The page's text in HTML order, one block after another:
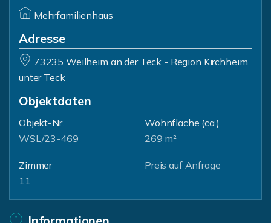
Mehrfamilienhaus
Adresse
73235 Weilheim an der Teck - Region Kirchheim
unter Teck
Objektdaten
Objekt-Nr.
WSL/23-469
Wohnfläche (ca.)
269 m²
Zimmer
11
Preis auf Anfrage